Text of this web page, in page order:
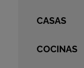
CASAS
COCINAS